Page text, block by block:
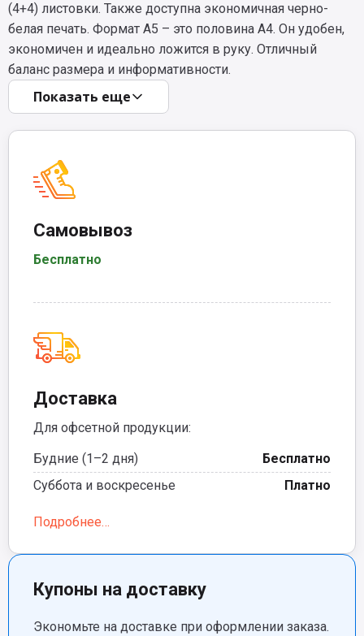
(4+4) листовки. Также доступна экономичная черно-
белая печать. Формат А5 – это половина А4. Он удобен,
экономичен и идеально ложится в руку. Отличный
баланс размера и информативности.
Показать еще
Самовывоз
Бесплатно
Доставка
Для офсетной продукции:
Будние (1–2 дня)
Бесплатно
Суббота и воскресенье
Платно
Подробнее…
Купоны на доставку
Экономьте на доставке при оформлении заказа.